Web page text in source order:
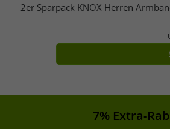
2er Sparpack KNOX Herren
7% Extra-